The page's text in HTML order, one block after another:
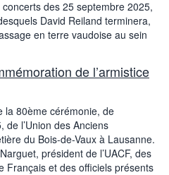
des 25 septembre 2025,
David Reiland terminera,
en terre vaudoise au sein
de l’armistice
la 80ème cérémonie, de
l’Union des Anciens
du Bois-de-Vaux à Lausanne.
président de l’UACF, des
Français et des officiels présents